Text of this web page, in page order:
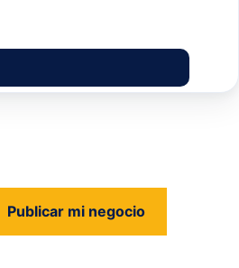
Publicar mi negocio